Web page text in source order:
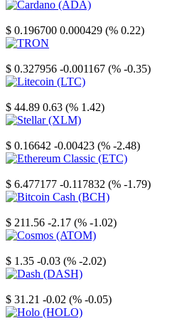
$ 0.196700 0.000429 (% 0.22)
$ 0.327956 -0.001167 (% -0.35)
$ 44.89 0.63 (% 1.42)
$ 0.16642 -0.00423 (% -2.48)
$ 6.477177 -0.117832 (% -1.79)
$ 211.56 -2.17 (% -1.02)
$ 1.35 -0.03 (% -2.02)
$ 31.21 -0.02 (% -0.05)